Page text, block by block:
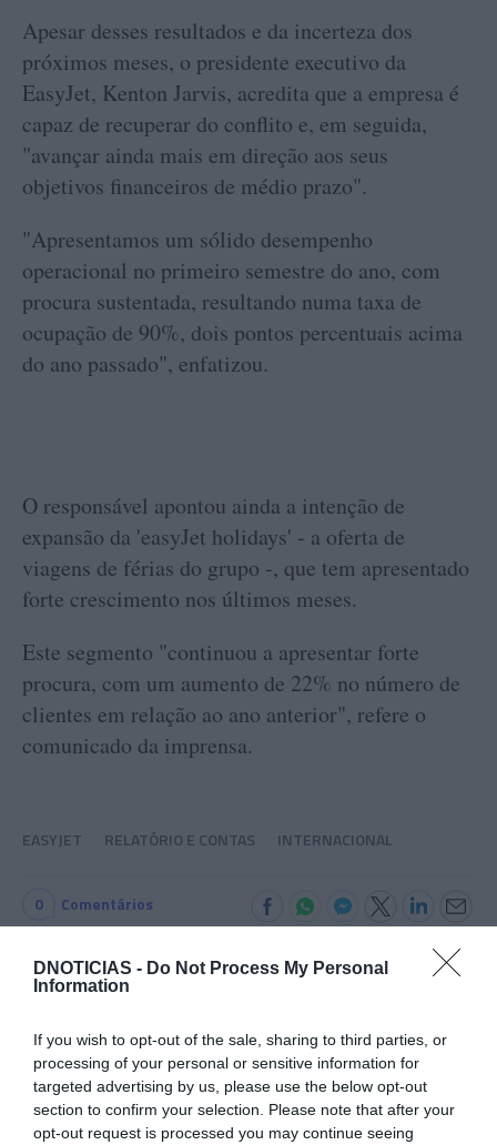
DNOTICIAS - Do Not Process My Personal
Information
If you wish to opt-out of the sale, sharing to third parties, or
processing of your personal or sensitive information for
targeted advertising by us, please use the below opt-out
section to confirm your selection. Please note that after your
opt-out request is processed you may continue seeing
Apesar desses resultados e da incerteza dos
próximos meses, o presidente executivo da
EasyJet, Kenton Jarvis, acredita que a empresa é
capaz de recuperar do conflito e, em seguida,
"avançar ainda mais em direção aos seus
objetivos financeiros de médio prazo".
"Apresentamos um sólido desempenho
operacional no primeiro semestre do ano, com
procura sustentada, resultando numa taxa de
ocupação de 90%, dois pontos percentuais acima
do ano passado", enfatizou.
O responsável apontou ainda a intenção de
expansão da 'easyJet holidays' - a oferta de
viagens de férias do grupo -, que tem apresentado
forte crescimento nos últimos meses.
Este segmento "continuou a apresentar forte
procura, com um aumento de 22% no número de
clientes em relação ao ano anterior", refere o
comunicado da imprensa.
EASYJET RELATÓRIO E CONTAS INTERNACIONAL
0 Comentários
ROTEIRO
Mariano regressa ao Marginal e Summer Jam anima o
Jam este Sábado